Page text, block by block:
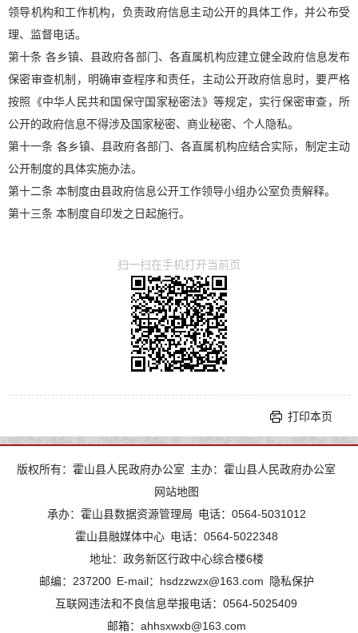
领导机构和工作机构，负责政府信息主动公开的具体工作，并公布受
理、监督电话。
第十条 各乡镇、县政府各部门、各直属机构应建立健全政府信息发布
保密审查机制，明确审查程序和责任，主动公开政府信息时，要严格
按照《中华人民共和国保守国家秘密法》等规定，实行保密审查，所
公开的政府信息不得涉及国家秘密、商业秘密、个人隐私。
第十一条 各乡镇、县政府各部门、各直属机构应结合实际，制定主动
公开制度的具体实施办法。
第十二条 本制度由县政府信息公开工作领导小组办公室负责解释。
第十三条 本制度自印发之日起施行。
扫一扫在手机打开当前页
打印本页
版权所有：霍山县人民政府办公室 主办：霍山县人民政府办公室
网站地图
承办：霍山县数据资源管理局 电话：0564-5031012
霍山县融媒体中心 电话：0564-5022348
地址：政务新区行政中心综合楼6楼
邮编：237200 E-mail：hsdzzwzx@163.com
隐私保护
互联网违法和不良信息举报电话：0564-5025409
邮箱：ahhsxwxb@163.com